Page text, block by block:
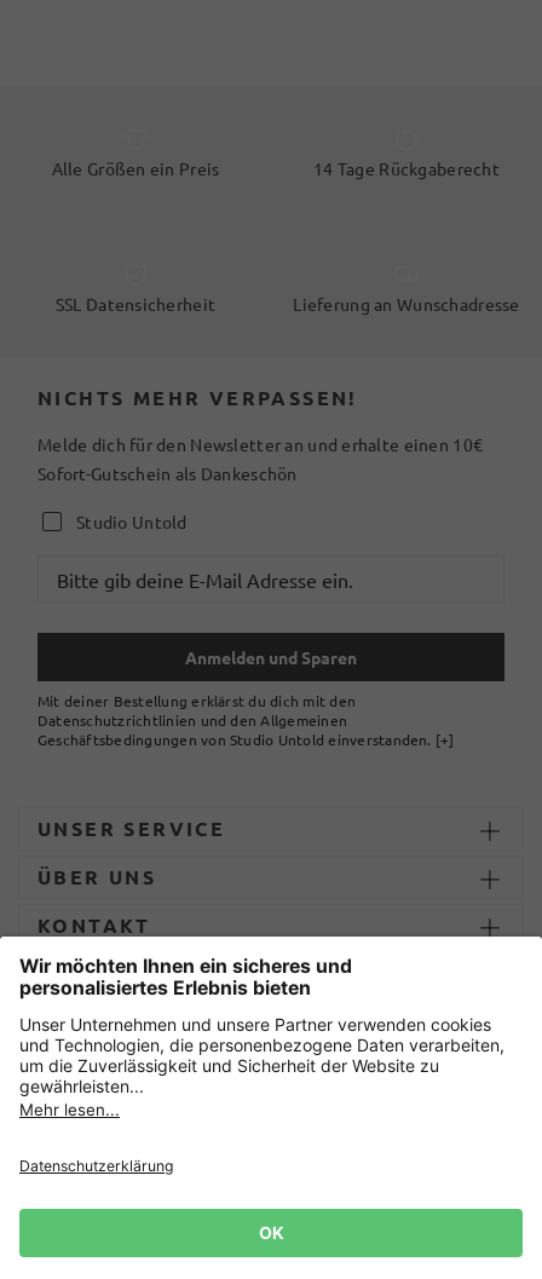
Alle Größen ein Preis 14 Tage Rückgaberecht
SSL Datensicherheit Lieferung an Wunschadresse
NICHTS MEHR VERPASSEN!
Melde dich für den Newsletter an und erhalte einen 10€
Sofort-Gutschein als Dankeschön
Studio Untold
Anmelden und Sparen
Mit deiner Bestellung erklärst du dich mit den
Datenschutzrichtlinien und den Allgemeinen
Geschäftsbedingungen von Studio Untold einverstanden. [+]
UNSER SERVICE
ÜBER UNS
KONTAKT
ZAHLUNG UND LIEFERUNG
Sicher einkaufen mit
Impressum
Cookie-Einstellungen
Lieferbedingungen